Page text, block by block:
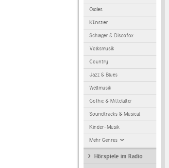
Oldies
Künstler
Schlager & Discofox
Volksmusik
Country
Jazz & Blues
Weltmusik
Gothic & Mittelalter
Soundtracks & Musical
Kinder-Musik
Mehr Genres
Hörspiele im Radio